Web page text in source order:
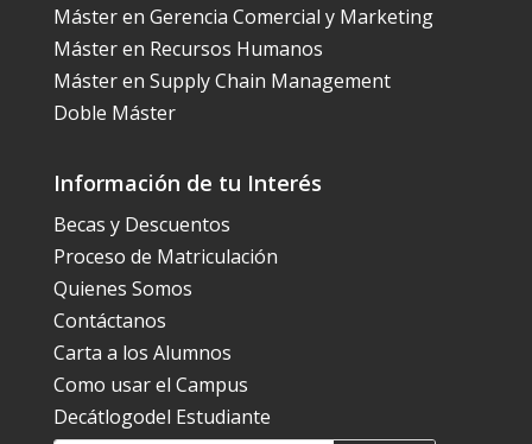
Máster en Gerencia Comercial y Marketing
Máster en Recursos Humanos
Máster en Supply Chain Management
Doble Máster
Información de tu Interés
Becas y Descuentos
Proceso de Matriculación
Quienes Somos
Contáctanos
Carta a los Alumnos
Como usar el Campus
Decátlogodel Estudiante